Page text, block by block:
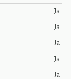
Ja
Ja
Ja
Ja
Ja